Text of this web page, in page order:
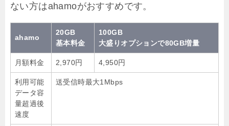
ない方はahamoがおすすめです。
ahamo
20GB
基本料金
100GB
大盛りオプションで80GB増量
月額料金 2,970円 4,950円
利用可能
データ容
量超過後
速度
送受信時最大1Mbps